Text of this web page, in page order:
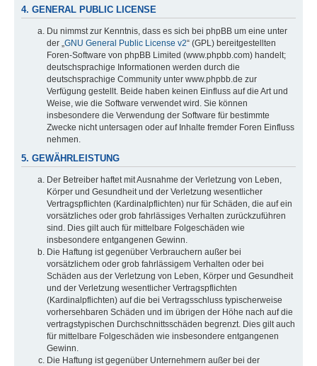
4. GENERAL PUBLIC LICENSE
Du nimmst zur Kenntnis, dass es sich bei phpBB um eine unter
der „ GNU General Public License v2“ (GPL) bereitgestellten
Foren-Software von phpBB Limited (www.phpbb.com) handelt;
deutschsprachige Informationen werden durch die
deutschsprachige Community unter www.phpbb.de zur
Verfügung gestellt. Beide haben keinen Einfluss auf die Art und
Weise, wie die Software verwendet wird. Sie können
insbesondere die Verwendung der Software für bestimmte
Zwecke nicht untersagen oder auf Inhalte fremder Foren Einfluss
nehmen.
5. GEWÄHRLEISTUNG
Der Betreiber haftet mit Ausnahme der Verletzung von Leben,
Körper und Gesundheit und der Verletzung wesentlicher
Vertragspflichten (Kardinalpflichten) nur für Schäden, die auf ein
vorsätzliches oder grob fahrlässiges Verhalten zurückzuführen
sind. Dies gilt auch für mittelbare Folgeschäden wie
insbesondere entgangenen Gewinn.
Die Haftung ist gegenüber Verbrauchern außer bei
vorsätzlichem oder grob fahrlässigem Verhalten oder bei
Schäden aus der Verletzung von Leben, Körper und Gesundheit
und der Verletzung wesentlicher Vertragspflichten
(Kardinalpflichten) auf die bei Vertragsschluss typischerweise
vorhersehbaren Schäden und im übrigen der Höhe nach auf die
vertragstypischen Durchschnittsschäden begrenzt. Dies gilt auch
für mittelbare Folgeschäden wie insbesondere entgangenen
Gewinn.
Die Haftung ist gegenüber Unternehmern außer bei der